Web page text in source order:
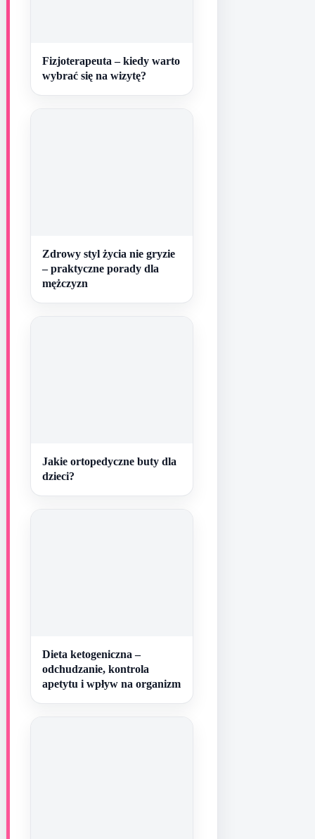
Fizjoterapeuta – kiedy warto
wybrać się na wizytę?
Zdrowy styl życia nie gryzie
– praktyczne porady dla
mężczyzn
Jakie ortopedyczne buty dla
dzieci?
Dieta ketogeniczna –
odchudzanie, kontrola
apetytu i wpływ na organizm